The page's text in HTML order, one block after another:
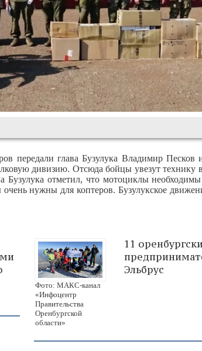
передали глава Бузулука Владимир Песков
дивизию. Отсюда бойцы увезут
отметил, что мотоциклы
нужны для коптеров. Бузулукское
Фото: МАКС-канал
«Инфоцентр
Правительства
Оренбургской
области»
11
Эльбрус